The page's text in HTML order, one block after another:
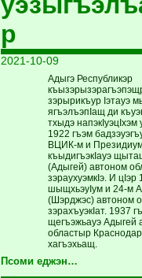
р
2021-10-09
Адыгэ Республикэр
зэрырикъур Iэтауэ
ягъэлъэпIащ ди
тхыдэ
1922 гъэм
ВЦИК-м и
къыдигъэкIауэ
(Адыгей) автоном
зэраухуэмкIэ. И цIэр
шыщхьэуIум и 24-м
(Шэрджэс) автоном
зэрахъуэкIат. 1937
щегъэжьауэ Адыгей
областыр
хагъэхьащ.
Псоми еджэн…